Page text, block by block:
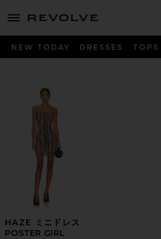
menu - shows more content
NEW TODAY DRESSES TOPS
HAZE ミニドレス
POSTER GIRL